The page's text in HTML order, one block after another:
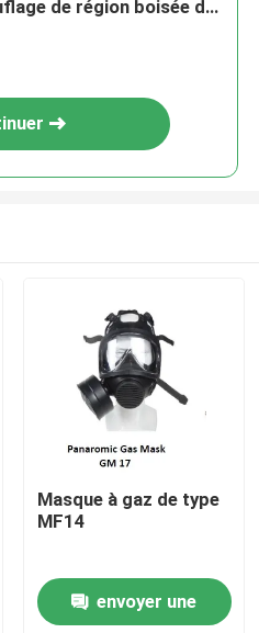
de région boisée de
Masque à gaz de type
MF14
envoyer une